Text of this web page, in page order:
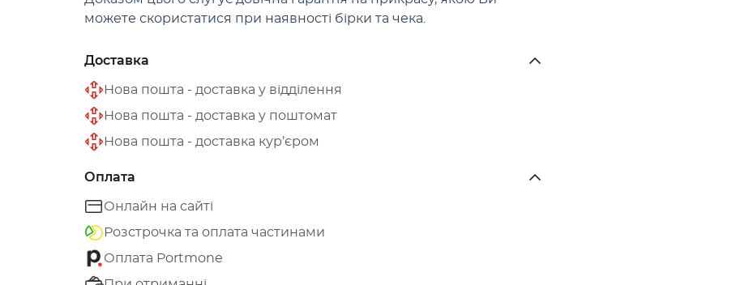
можете скористатися при наявності бірки та чека.
Доставка
Нова пошта - доставка у відділення
Нова пошта - доставка у поштомат
Нова пошта - доставка кур’єром
Оплата
Онлайн на сайті
Розстрочка та оплата частинами
Оплата Portmone